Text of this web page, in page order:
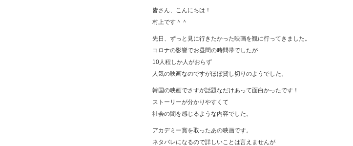
皆さん、こんにちは！
村上です＾＾
先日、ずっと見に行きたかった映画を観に行ってきました。
コロナの影響でお昼間の時間帯でしたが
10人程しか人がおらず
人気の映画なのですがほぼ貸し切りのようでした。
韓国の映画でさすが話題なだけあって面白かったです！
ストーリーが分かりやすくて
社会の闇を感じるような内容でした。
アカデミー賞を取ったあの映画です。
ネタバレになるので詳しいことは言えませんが